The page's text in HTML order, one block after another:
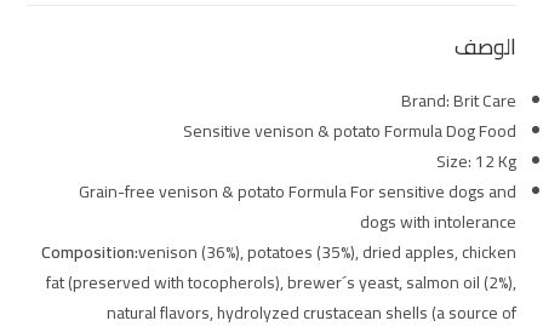
الوصف
Brand: Brit Care
Sensitive venison & potato Formula Dog Food
Size: 12 Kg
Grain-free venison & potato Formula For sensitive dogs and
dogs with intolerance
Composition:venison (36%), potatoes (35%), dried apples, chicken
fat (preserved with tocopherols), brewer´s yeast, salmon oil (2%),
natural flavors, hydrolyzed crustacean shells (a source of